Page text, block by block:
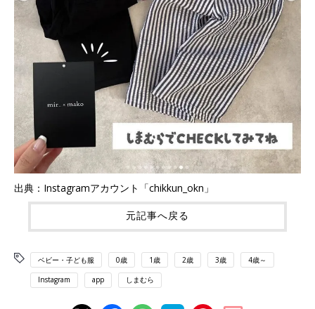
出典：Instagramアカウント「chikkun_okn」
元記事へ戻る
ベビー・子ども服 0歳 1歳 2歳 3歳 4歳～
Instagram app しまむら